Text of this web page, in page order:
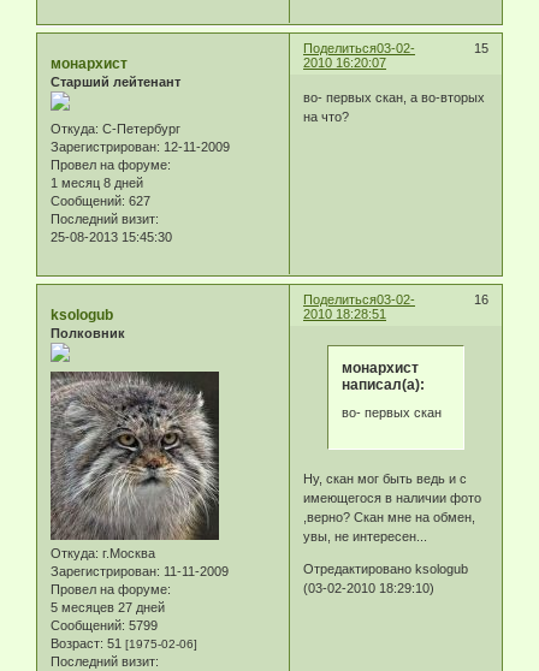
Поделиться 15
03-02-
2010 16:20:07
монархист
Старший лейтенант
Откуда: С-Петербург
Зарегистрирован: 12-11-2009
Провел на форуме:
1 месяц 8 дней
Сообщений: 627
Последний визит:
25-08-2013 15:45:30
во- первых скан, а во-вторых
на что?
Поделиться 16
03-02-
2010 18:28:51
ksologub
Полковник
Откуда: г.Москва
Зарегистрирован: 11-11-2009
Провел на форуме:
5 месяцев 27 дней
Сообщений: 5799
Возраст: 51 [1975-02-06]
Последний визит:
монархист
написал(а):
во- первых скан
Ну, скан мог быть ведь и с
имеющегося в наличии фото
,верно? Скан мне на обмен,
увы, не интересен...
Отредактировано ksologub
(03-02-2010 18:29:10)